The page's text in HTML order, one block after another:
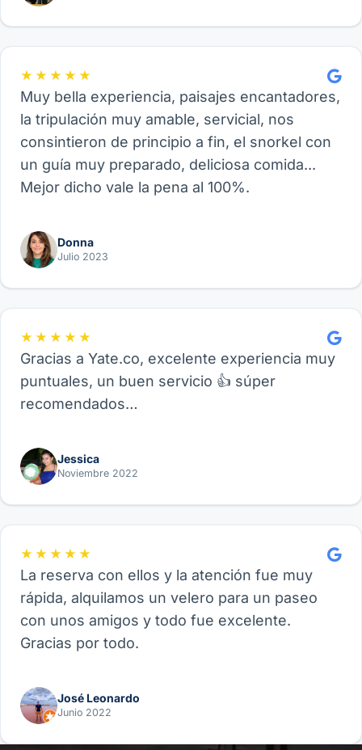
★★★★★
Muy bella experiencia, paisajes encantadores,
la tripulación muy amable, servicial, nos
consintieron de principio a fin, el snorkel con
un guía muy preparado, deliciosa comida...
Mejor dicho vale la pena al 100%.
Donna
Julio 2023
★★★★★
Gracias a Yate.co, excelente experiencia muy
puntuales, un buen servicio 👍 súper
recomendados…
Jessica
Noviembre 2022
★★★★★
La reserva con ellos y la atención fue muy
rápida, alquilamos un velero para un paseo
con unos amigos y todo fue excelente.
Gracias por todo.
José Leonardo
Junio 2022